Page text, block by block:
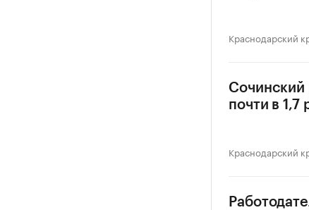
Краснодарский
Сочинский
почти в 1,7
Краснодарский